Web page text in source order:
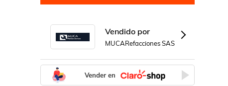
Vendido por
MUCARefacciones SAS
Vender en